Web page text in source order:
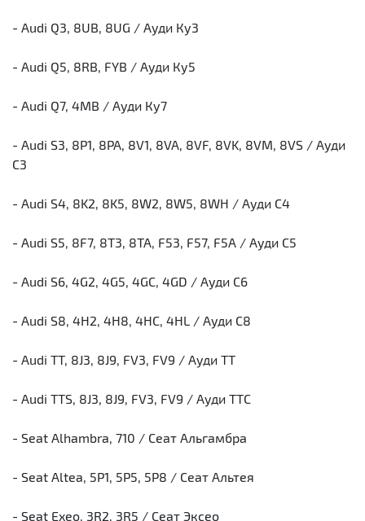
- Audi Q3, 8UB, 8UG / Ауди Ку3
- Audi Q5, 8RB, FYB / Ауди Ку5
- Audi Q7, 4MB / Ауди Ку7
- Audi S3, 8P1, 8PA, 8V1, 8VA, 8VF, 8VK, 8VM, 8VS / Ауди
С3
- Audi S4, 8K2, 8K5, 8W2, 8W5, 8WH / Ауди С4
- Audi S5, 8F7, 8T3, 8TA, F53, F57, F5A / Ауди С5
- Audi S6, 4G2, 4G5, 4GC, 4GD / Ауди С6
- Audi S8, 4H2, 4H8, 4HC, 4HL / Ауди С8
- Audi TT, 8J3, 8J9, FV3, FV9 / Ауди ТТ
- Audi TTS, 8J3, 8J9, FV3, FV9 / Ауди ТТС
- Seat Alhambra, 710 / Сеат Альгамбра
- Seat Altea, 5P1, 5P5, 5P8 / Сеат Альтея
- Seat Exeo, 3R2, 3R5 / Сеат Эксео